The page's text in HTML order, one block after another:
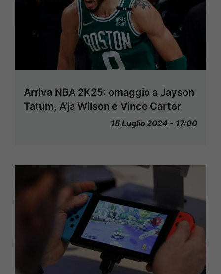
Arriva NBA 2K25: omaggio a Jayson
Tatum, A’ja Wilson e Vince Carter
15 Luglio 2024 - 17:00